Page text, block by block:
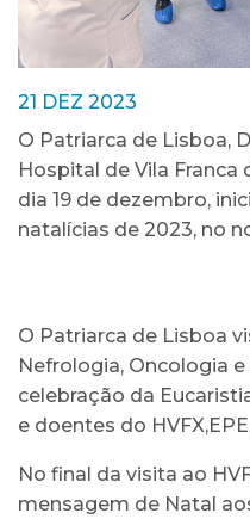
21 DEZ 2023
O Patriarca de Lisboa,
Hospital de Vila Franca
dia 19 de dezembro,
natalícias de 2023, no
O Patriarca de Lisboa
Nefrologia, Oncologia
celebração da
e doentes do
No final da visita ao
mensagem de Natal